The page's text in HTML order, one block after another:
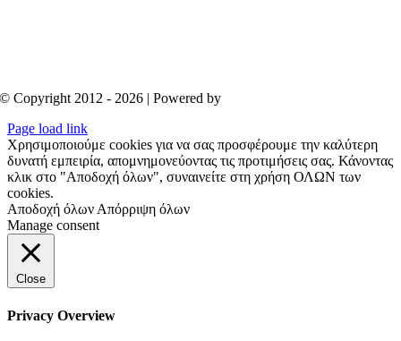
© Copyright 2012 - 2026 | Powered by
Page load link
Χρησιμοποιούμε cookies για να σας προσφέρουμε την καλύτερη
δυνατή εμπειρία, απομνημονεύοντας τις προτιμήσεις σας. Κάνοντας
κλικ στο "Αποδοχή όλων", συναινείτε στη χρήση ΟΛΩΝ των
cookies.
Αποδοχή όλων Απόρριψη όλων
Manage consent
Close
Privacy Overview